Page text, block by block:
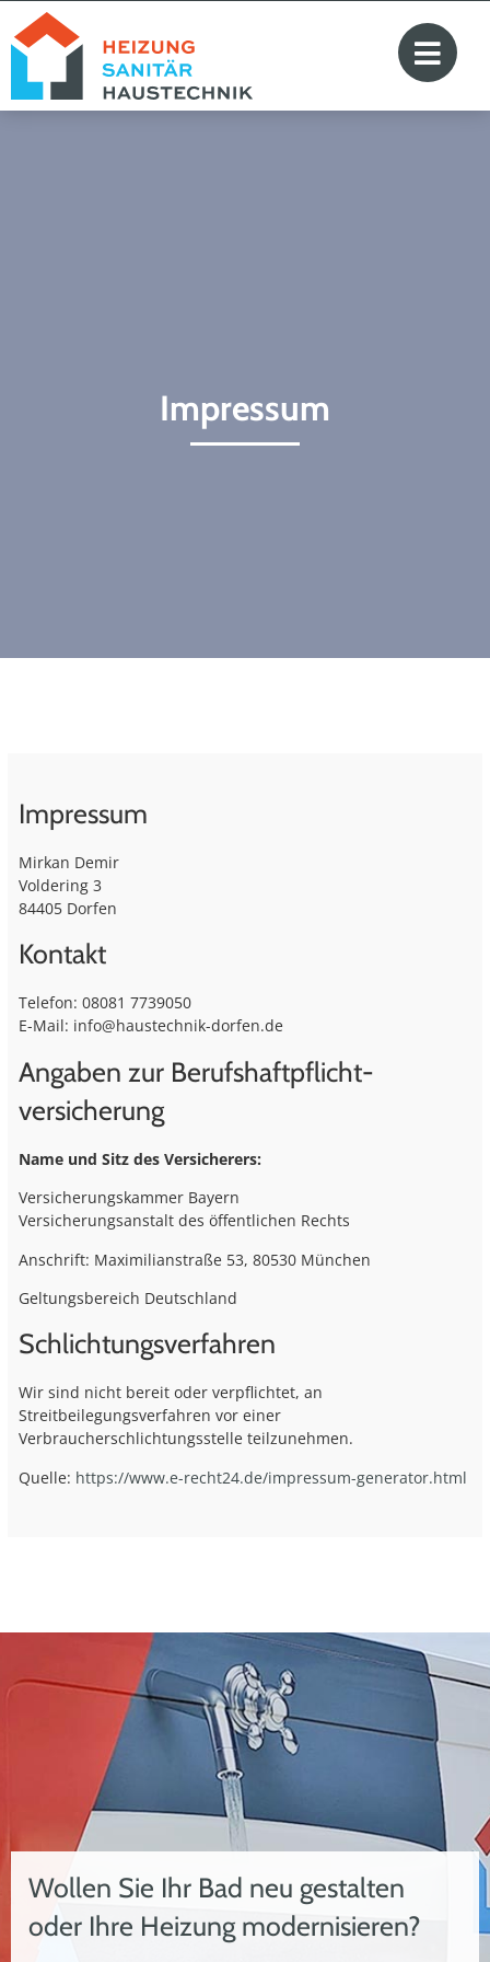
Impressum
Impressum
Mirkan Demir
Voldering 3
84405 Dorfen
Kontakt
Telefon: 08081 7739050
E-Mail: info@haustechnik-dorfen.de
Angaben zur Berufs­haftpflicht­
versicherung
Name und Sitz des Versicherers:
Versicherungskammer Bayern
Versicherungsanstalt des öffentlichen Rechts
Anschrift: Maximilianstraße 53, 80530 München
Geltungsbereich Deutschland
Schlichtungsverfahren
Wir sind nicht bereit oder verpflichtet, an
Streitbeilegungsverfahren vor einer
Verbraucherschlichtungsstelle teilzunehmen.
Quelle: https://www.e-recht24.de/impressum-generator.html
Wollen Sie Ihr Bad neu gestalten
oder Ihre Heizung modernisieren?